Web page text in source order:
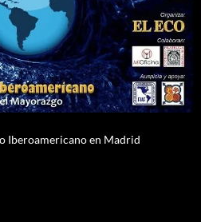
Iberoamericano en Madrid